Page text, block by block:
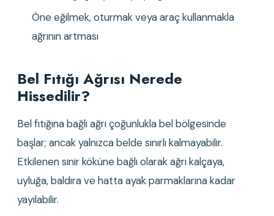
Öne eğilmek, oturmak veya araç kullanmakla
ağrının artması
Bel Fıtığı Ağrısı Nerede
Hissedilir?
Bel fıtığına bağlı ağrı çoğunlukla bel bölgesinde
başlar; ancak yalnızca belde sınırlı kalmayabilir.
Etkilenen sinir köküne bağlı olarak ağrı kalçaya,
uyluğa, baldıra ve hatta ayak parmaklarına kadar
yayılabilir.